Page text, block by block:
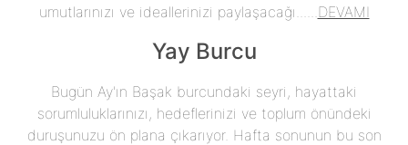
umutlarınızı ve ideallerinizi paylaşacağı...... DEVAMI
Yay Burcu
Bugün Ay'ın Başak burcundaki seyri, hayattaki
sorumluluklarınızı, hedeflerinizi ve toplum önündeki
duruşunuzu ön plana çıkarıyor. Hafta sonunun bu son